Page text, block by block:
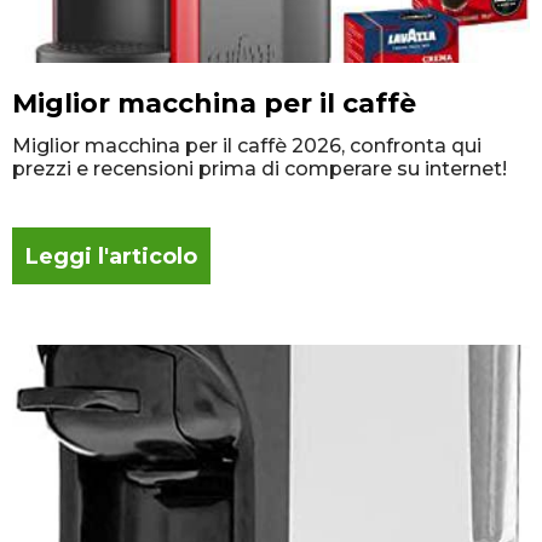
Miglior macchina per il caffè
Miglior macchina per il caffè 2026, confronta qui
prezzi e recensioni prima di comperare su internet!
Leggi l'articolo